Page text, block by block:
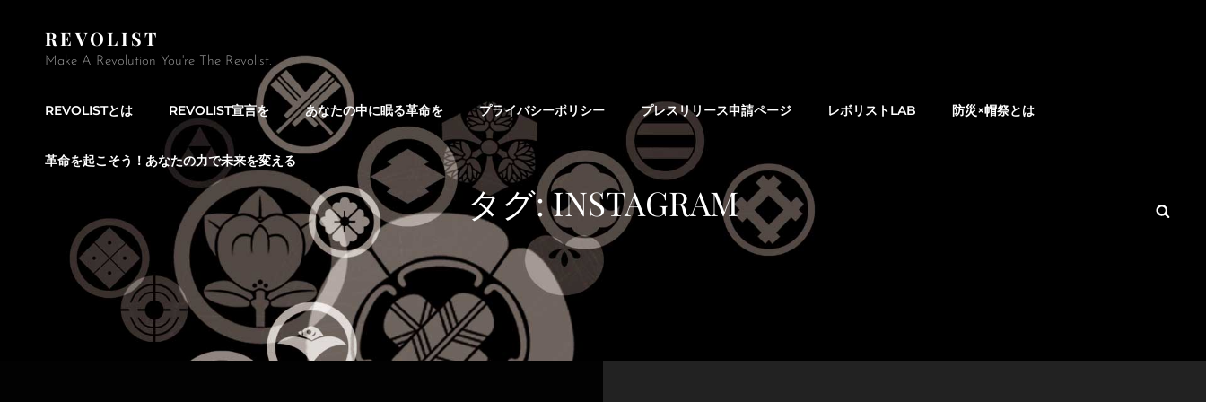
REVOLIST
Make A Revolution You're The Revolist.
REVOLISTとは REVOLIST宣言を あなたの中に眠る革命を プライバシーポリシー プレスリリース申請ページ レボリストLAB 防災×帽祭とは
革命を起こそう！あなたの力で未来を変える
タグ:INSTAGRAM